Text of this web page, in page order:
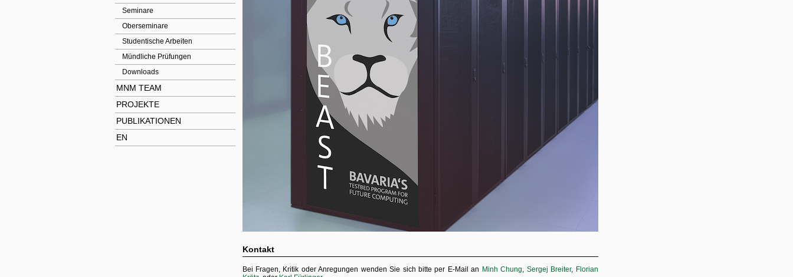
Seminare
Oberseminare
Studentische Arbeiten
Mündliche Prüfungen
Downloads
MNM TEAM
PROJEKTE
PUBLIKATIONEN
EN
Kontakt
Bei Fragen, Kritik oder Anregungen wenden Sie sich bitte per E-Mail an Minh Chung Sergej Breiter, Florian